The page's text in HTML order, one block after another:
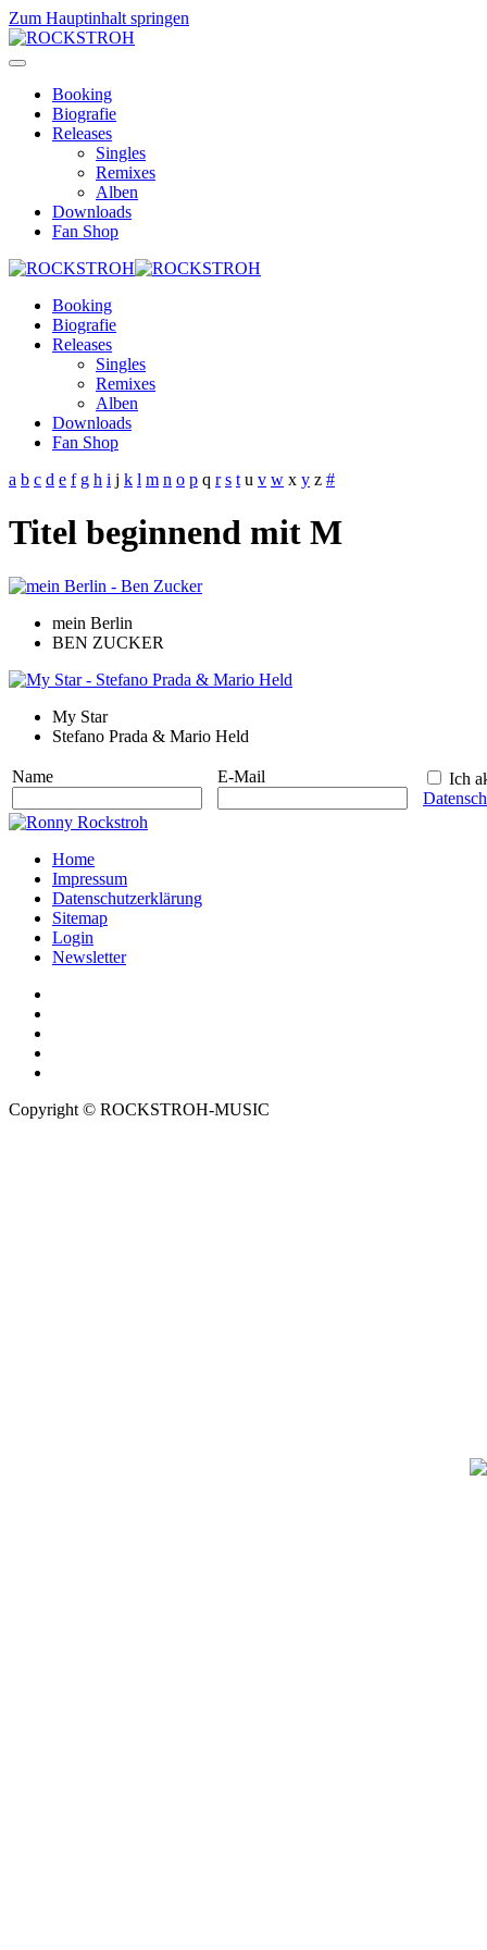
Zum Hauptinhalt springen
Booking
Biografie
Releases
Singles
Remixes
Alben
Downloads
Fan Shop
Booking
Biografie
Releases
Singles
Remixes
Alben
Downloads
Fan Shop
a b c d e f g h i j k l m n o p q r s t u v w x y z #
Titel beginnend mit M
mein Berlin
BEN ZUCKER
My Star
Stefano Prada & Mario Held
Name E-Mail
Ich
Home
Impressum
Datenschutzerklärung
Sitemap
Login
Newsletter
Copyright © ROCKSTROH-MUSIC